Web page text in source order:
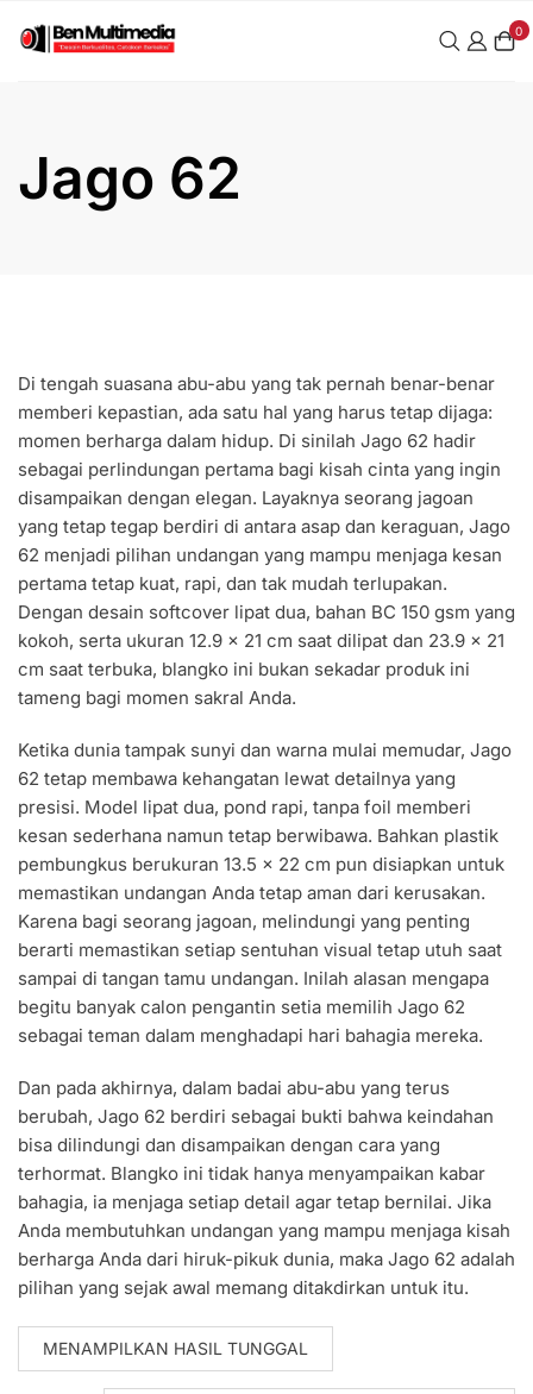
0
Jago 62
Di tengah suasana abu-abu yang tak pernah benar-benar
memberi kepastian, ada satu hal yang harus tetap dijaga:
momen berharga dalam hidup. Di sinilah Jago 62 hadir
sebagai perlindungan pertama bagi kisah cinta yang ingin
disampaikan dengan elegan. Layaknya seorang jagoan
yang tetap tegap berdiri di antara asap dan keraguan, Jago
62 menjadi pilihan undangan yang mampu menjaga kesan
pertama tetap kuat, rapi, dan tak mudah terlupakan.
Dengan desain softcover lipat dua, bahan BC 150 gsm yang
kokoh, serta ukuran 12.9 x 21 cm saat dilipat dan 23.9 x 21
cm saat terbuka, blangko ini bukan sekadar produk ini
tameng bagi momen sakral Anda.
Ketika dunia tampak sunyi dan warna mulai memudar, Jago
62 tetap membawa kehangatan lewat detailnya yang
presisi. Model lipat dua, pond rapi, tanpa foil memberi
kesan sederhana namun tetap berwibawa. Bahkan plastik
pembungkus berukuran 13.5 x 22 cm pun disiapkan untuk
memastikan undangan Anda tetap aman dari kerusakan.
Karena bagi seorang jagoan, melindungi yang penting
berarti memastikan setiap sentuhan visual tetap utuh saat
sampai di tangan tamu undangan. Inilah alasan mengapa
begitu banyak calon pengantin setia memilih Jago 62
sebagai teman dalam menghadapi hari bahagia mereka.
Dan pada akhirnya, dalam badai abu-abu yang terus
berubah, Jago 62 berdiri sebagai bukti bahwa keindahan
bisa dilindungi dan disampaikan dengan cara yang
terhormat. Blangko ini tidak hanya menyampaikan kabar
bahagia, ia menjaga setiap detail agar tetap bernilai. Jika
Anda membutuhkan undangan yang mampu menjaga kisah
berharga Anda dari hiruk-pikuk dunia, maka Jago 62 adalah
pilihan yang sejak awal memang ditakdirkan untuk itu.
MENAMPILKAN HASIL TUNGGAL